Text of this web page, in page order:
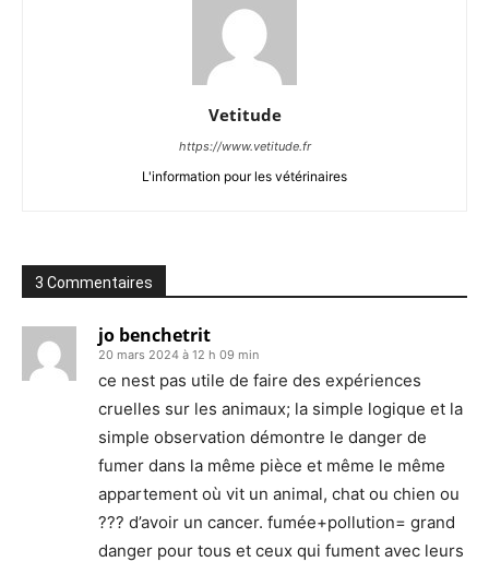
Vetitude
https://www.vetitude.fr
L'information pour les vétérinaires
3 Commentaires
jo benchetrit
20 mars 2024 à 12 h 09 min
ce nest pas utile de faire des expériences
cruelles sur les animaux; la simple logique et la
simple observation démontre le danger de
fumer dans la même pièce et même le même
appartement où vit un animal, chat ou chien ou
??? d’avoir un cancer. fumée+pollution= grand
danger pour tous et ceux qui fument avec leurs